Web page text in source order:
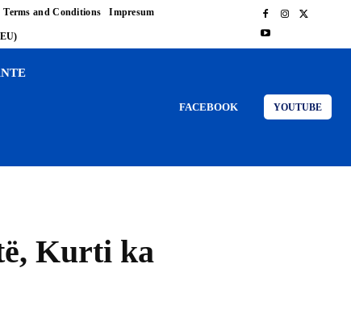
Terms and Conditions Impresum
FACEBOOK YOUTUBE
Kurti ka